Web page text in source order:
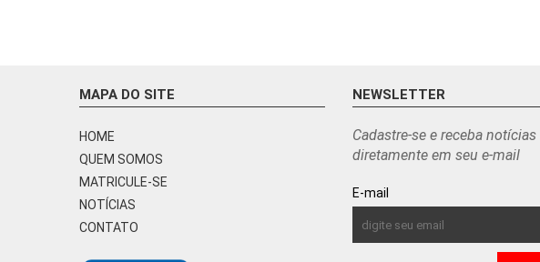
MAPA DO SITE
HOME
QUEM SOMOS
MATRICULE-SE
NOTÍCIAS
CONTATO
NEWSLETTER
Cadastre-se e receba notícias
diretamente em seu e-mail
E-mail